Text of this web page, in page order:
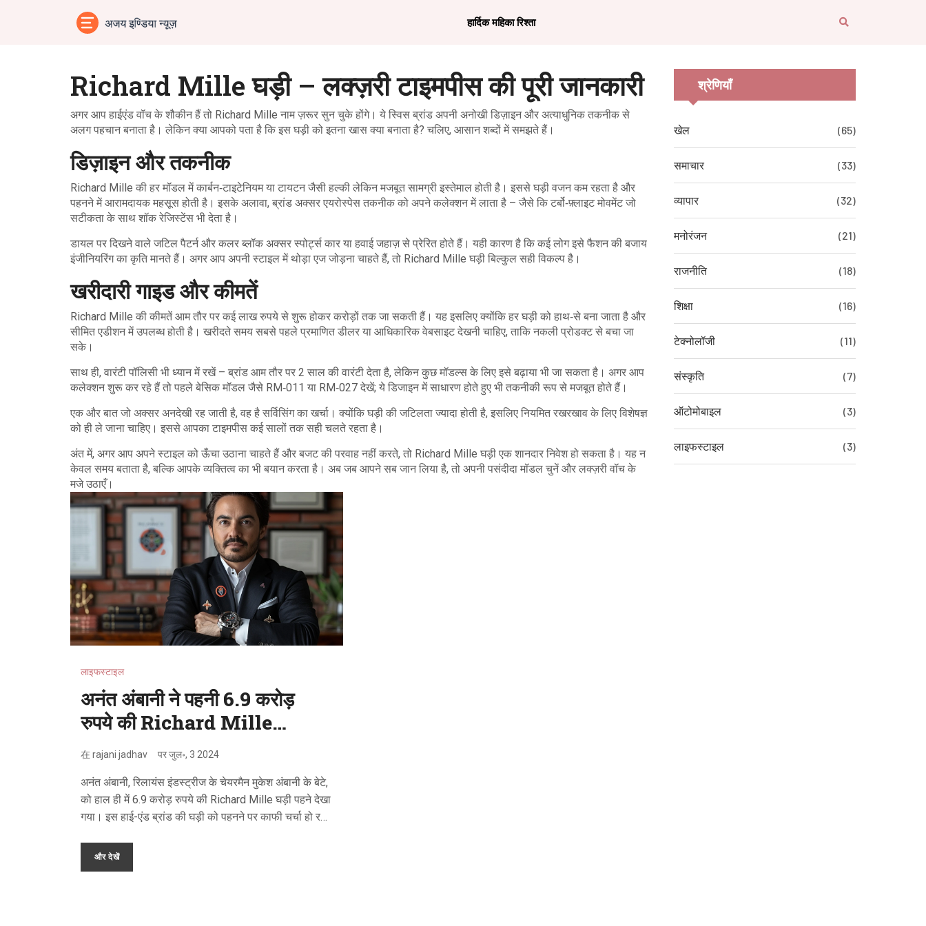
हार्दिक महिका रिश्ता
Richard Mille घड़ी – लक्ज़री टाइमपीस की पूरी जानकारी
अगर आप हाईएंड वॉच के शौकीन हैं तो Richard Mille नाम ज़रूर सुन चुके होंगे। ये स्विस ब्रांड अपनी अनोखी डिज़ाइन और अत्याधुनिक तकनीक से
अलग पहचान बनाता है। लेकिन क्या आपको पता है कि इस घड़ी को इतना खास क्या बनाता है? चलिए, आसान शब्दों में समझते हैं।
डिज़ाइन और तकनीक
Richard Mille की हर मॉडल में कार्बन‑टाइटेनियम या टायटन जैसी हल्की लेकिन मजबूत सामग्री इस्तेमाल होती है। इससे घड़ी वजन कम रहता है और
पहनने में आरामदायक महसूस होती है। इसके अलावा, ब्रांड अक्सर एयरोस्पेस तकनीक को अपने कलेक्शन में लाता है – जैसे कि टर्बो‑फ़्लाइट मोवमेंट जो
सटीकता के साथ शॉक रेजिस्टेंस भी देता है।
डायल पर दिखने वाले जटिल पैटर्न और कलर ब्लॉक अक्सर स्पोर्ट्स कार या हवाई जहाज़ से प्रेरित होते हैं। यही कारण है कि कई लोग इसे फैशन की बजाय
इंजीनियरिंग का कृति मानते हैं। अगर आप अपनी स्टाइल में थोड़ा एज जोड़ना चाहते हैं, तो Richard Mille घड़ी बिल्कुल सही विकल्प है।
खरीदारी गाइड और कीमतें
Richard Mille की कीमतें आम तौर पर कई लाख रुपये से शुरू होकर करोड़ों तक जा सकती हैं। यह इसलिए क्योंकि हर घड़ी को हाथ‑से बना जाता है और
सीमित एडीशन में उपलब्ध होती है। खरीदते समय सबसे पहले प्रमाणित डीलर या आधिकारिक वेबसाइट देखनी चाहिए, ताकि नकली प्रोडक्ट से बचा जा
सके।
साथ ही, वारंटी पॉलिसी भी ध्यान में रखें – ब्रांड आम तौर पर 2 साल की वारंटी देता है, लेकिन कुछ मॉडल्स के लिए इसे बढ़ाया भी जा सकता है। अगर आप
कलेक्शन शुरू कर रहे हैं तो पहले बेसिक मॉडल जैसे RM‑011 या RM‑027 देखें; ये डिजाइन में साधारण होते हुए भी तकनीकी रूप से मजबूत होते हैं।
एक और बात जो अक्सर अनदेखी रह जाती है, वह है सर्विसिंग का खर्चा। क्योंकि घड़ी की जटिलता ज्यादा होती है, इसलिए नियमित रखरखाव के लिए विशेषज्ञ
को ही ले जाना चाहिए। इससे आपका टाइमपीस कई सालों तक सही चलते रहता है।
अंत में, अगर आप अपने स्टाइल को ऊँचा उठाना चाहते हैं और बजट की परवाह नहीं करते, तो Richard Mille घड़ी एक शानदार निवेश हो सकता है। यह न
केवल समय बताता है, बल्कि आपके व्यक्तित्व का भी बयान करता है। अब जब आपने सब जान लिया है, तो अपनी पसंदीदा मॉडल चुनें और लक्ज़री वॉच के
मजे उठाएँ।
लाइफस्टाइल
अनंत अंबानी ने पहनी 6.9 करोड़
रुपये की Richard Mille
घड़ी, चर्चा में आए
在rajani jadhav परजुल॰, 3 2024
अनंत अंबानी, रिलायंस इंडस्ट्रीज के चेयरमैन मुकेश अंबानी के बेटे,
को हाल ही में 6.9 करोड़ रुपये की Richard Mille घड़ी पहने देखा
गया। इस हाई-एंड ब्रांड की घड़ी को पहनने पर काफी चर्चा हो रही
जीवनशैली की झलक मिलती है।
और देखें
श्रेणियाँ
खेल (65)
समाचार (33)
व्यापार (32)
मनोरंजन (21)
राजनीति (18)
शिक्षा (16)
टेक्नोलॉजी (11)
संस्कृति (7)
ऑटोमोबाइल (3)
लाइफस्टाइल (3)